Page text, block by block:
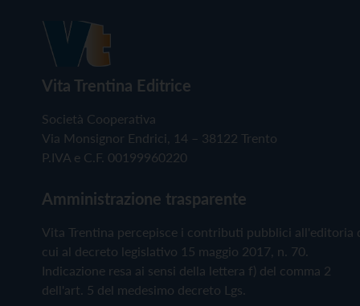
Vita Trentina Editrice
Società Cooperativa
Via Monsignor Endrici, 14 – 38122 Trento
P.IVA e C.F. 00199960220
Amministrazione trasparente
Vita Trentina percepisce i contributi pubblici all'editoria
cui al decreto legislativo 15 maggio 2017, n. 70.
Indicazione resa ai sensi della lettera f) del comma 2
dell'art. 5 del medesimo decreto Lgs.